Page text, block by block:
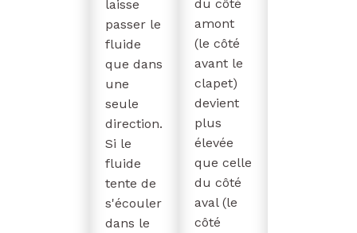
laisse
passer le
fluide
que dans
une
seule
direction.
Si le
fluide
tente de
s'écouler
dans le
du côté
amont
(le côté
avant le
clapet)
devient
plus
élevée
que celle
du côté
aval (le
côté